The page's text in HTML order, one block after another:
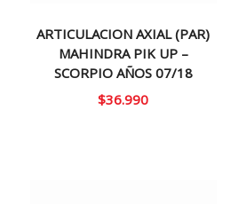
ARTICULACION AXIAL (PAR)
MAHINDRA PIK UP –
SCORPIO AÑOS 07/18
$36.990